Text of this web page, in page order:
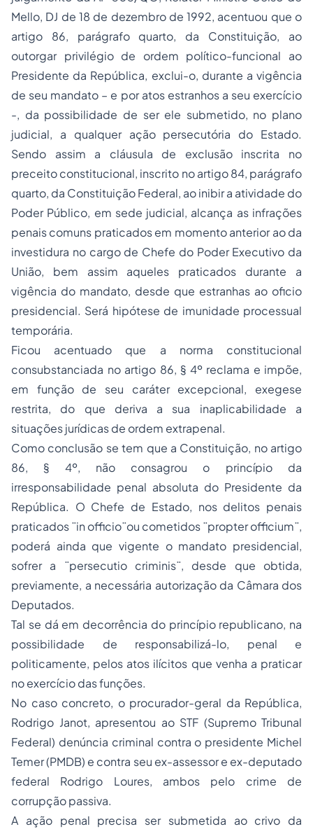
Mello, DJ de 18 de dezembro de 1992, acentuou que o
artigo 86, parágrafo quarto, da Constituição, ao
outorgar privilégio de ordem político-funcional ao
Presidente da República, exclui-o, durante a vigência
de seu mandato – e por atos estranhos a seu exercício
-, da possibilidade de ser ele submetido, no plano
judicial, a qualquer ação persecutória do Estado.
Sendo assim a cláusula de exclusão inscrita no
preceito constitucional, inscrito no artigo 84, parágrafo
quarto, da Constituição Federal, ao inibir a atividade do
Poder Público, em sede judicial, alcança as infrações
penais comuns praticados em momento anterior ao da
investidura no cargo de Chefe do Poder Executivo da
União, bem assim aqueles praticados durante a
vigência do mandato, desde que estranhas ao oficio
presidencial. Será hipótese de imunidade processual
temporária.
Ficou acentuado que a norma constitucional
consubstanciada no artigo 86, § 4º reclama e impõe,
em função de seu caráter excepcional, exegese
restrita, do que deriva a sua inaplicabilidade a
situações jurídicas de ordem extrapenal.
Como conclusão se tem que a Constituição, no artigo
86, § 4º, não consagrou o princípio da
irresponsabilidade penal absoluta do Presidente da
República. O Chefe de Estado, nos delitos penais
praticados ¨in officio¨ou cometidos ¨propter officium¨,
poderá ainda que vigente o mandato presidencial,
sofrer a ¨persecutio criminis¨, desde que obtida,
previamente, a necessária autorização da Câmara dos
Deputados.
Tal se dá em decorrência do princípio republicano, na
possibilidade de responsabilizá-lo, penal e
politicamente, pelos atos ilícitos que venha a praticar
no exercício das funções.
No caso concreto, o procurador-geral da República,
Rodrigo Janot, apresentou ao STF (Supremo Tribunal
Federal) denúncia criminal contra o presidente Michel
Temer (PMDB) e contra seu ex-assessor e ex-deputado
federal Rodrigo Loures, ambos pelo crime de
corrupção passiva.
A ação penal precisa ser submetida ao crivo da